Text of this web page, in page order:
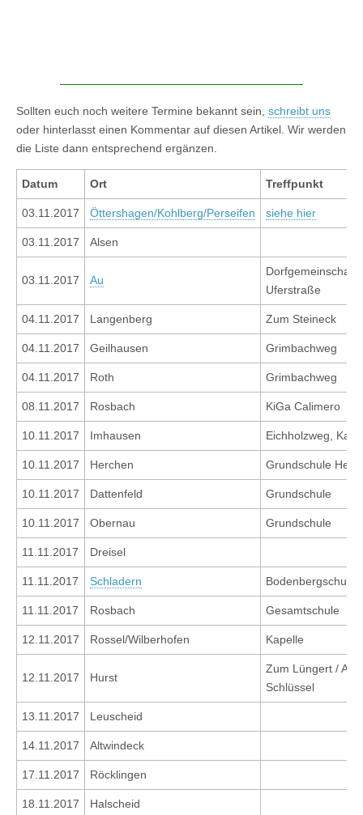
Sollten euch noch weitere Termine bekannt sein, schreibt uns
oder hinterlasst einen Kommentar auf diesen Artikel. Wir werden
die Liste dann entsprechend ergänzen.
Datum Ort Treffpunkt
03.11.2017 Öttershagen/Kohlberg/Perseifen siehe hier
03.11.2017 Alsen
03.11.2017 Au
Uferstraße
04.11.2017 Langenberg Zum Steineck
04.11.2017 Geilhausen Grimbachweg
04.11.2017 Roth Grimbachweg
08.11.2017 Rosbach KiGa Calimero
10.11.2017 Imhausen Eichholzweg,
10.11.2017 Herchen Grundschule
10.11.2017 Dattenfeld Grundschule
10.11.2017 Obernau Grundschule
11.11.2017 Dreisel
11.11.2017 Schladern Bodenbergschule
11.11.2017 Rosbach Gesamtschule
12.11.2017 Rossel/Wilberhofen Kapelle
12.11.2017 Hurst
Zum Lüngert /
Schlüssel
13.11.2017 Leuscheid
14.11.2017 Altwindeck
17.11.2017 Röcklingen
18.11.2017 Halscheid